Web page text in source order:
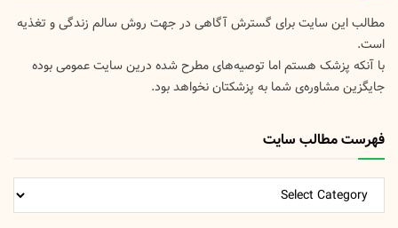
مطالب این سایت برای گسترش آگاهی در جهت روش سالم زندگی و تغذیه
است.
با آنکه پزشک هستم اما توصیه‌های مطرح شده درین سایت عمومی بوده
جایگزین مشاوره‌ی شما به پزشکتان نخواهد بود.
فهرست مطالب سایت
فهرست
مطالب